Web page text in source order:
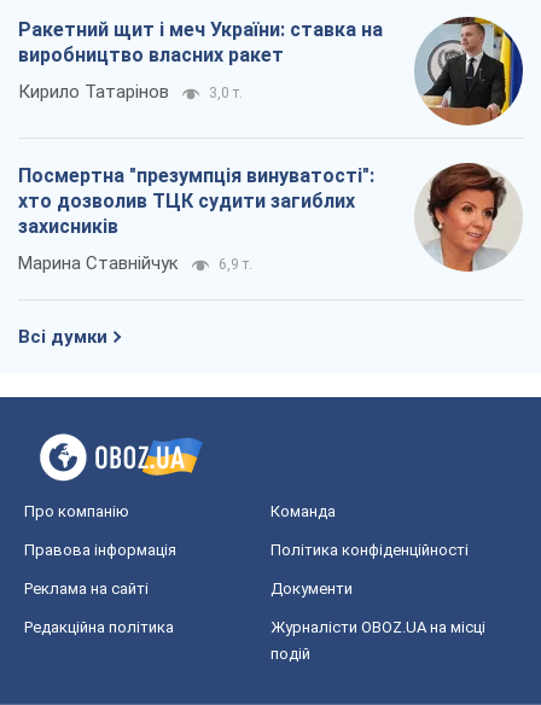
Ракетний щит і меч України: ставка на
виробництво власних ракет
Кирило Татарінов 3,0 т.
Посмертна "презумпція винуватості":
хто дозволив ТЦК судити загиблих
захисників
Марина Ставнійчук 6,9 т.
Всі думки
Про компанію Команда
Правова інформація Політика конфіденційності
Реклама на сайті Документи
Редакційна політика
Журналісти OBOZ.UA на місці
подій